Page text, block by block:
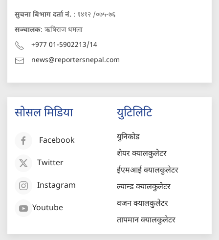
सुचना बिभाग दर्ता नं. : १४१२ /०७५-७६
सञ्चालक: ऋषिराज धमला
+977 01-5902213/14
news@reportersnepal.com
सोसल मिडिया
Facebook
Twitter
Instagram
Youtube
युटिलिटि
युनिकोड
शेयर क्यालकुलेटर
ईएमआई क्यालकुलेटर
ल्यान्ड क्यालकुलेटर
वजन क्यालकुलेटर
तापमान क्यालकुलेटर